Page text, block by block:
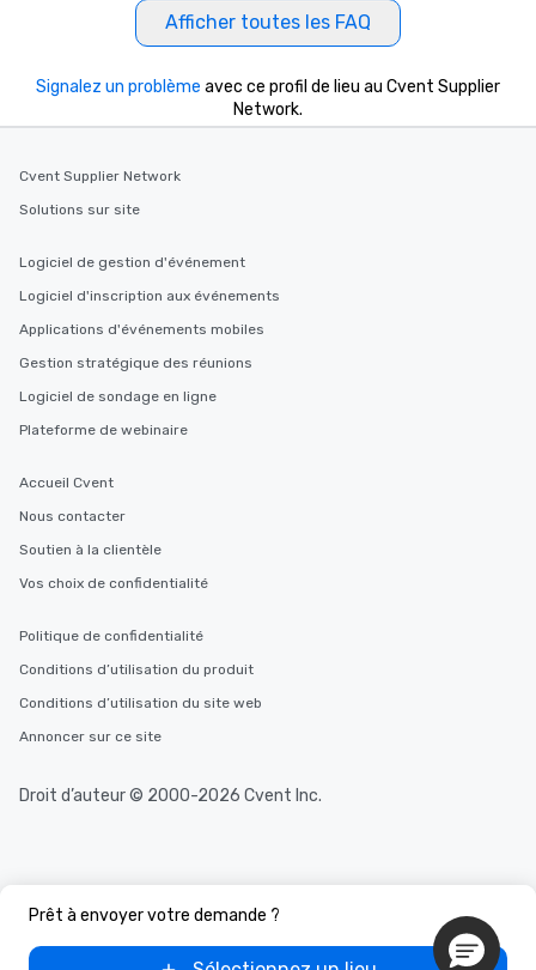
Afficher toutes les FAQ
Prêt à envoyer votre demande ?
Signalez un problème avec ce profil de lieu au Cvent Supplier
Network.
Cvent Supplier Network
Solutions sur site
Logiciel de gestion d'événement
Logiciel d'inscription aux événements
Applications d'événements mobiles
Gestion stratégique des réunions
Logiciel de sondage en ligne
Plateforme de webinaire
Accueil Cvent
Nous contacter
Soutien à la clientèle
Vos choix de confidentialité
Politique de confidentialité
Conditions d’utilisation du produit
Conditions d’utilisation du site web
Annoncer sur ce site
Droit d’auteur © 2000-2026 Cvent Inc.